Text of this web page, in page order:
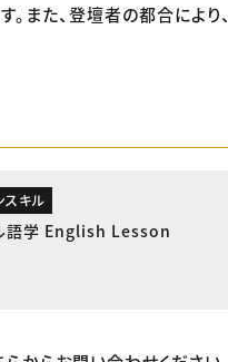
また、登壇者の都合によ
スキル
語学 English Lesson